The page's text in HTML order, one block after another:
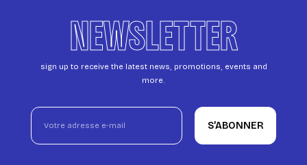
NEWSLETTER
sign up to receive the latest news, promotions, events and
more.
S’ABONNER